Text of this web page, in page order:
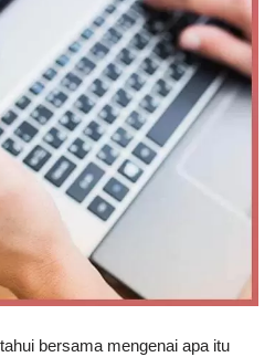
bersama mengenai apa itu